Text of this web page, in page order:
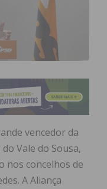
vencedor da
Vale do Sousa,
nos concelhos de
A Aliança